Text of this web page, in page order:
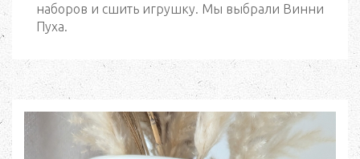
наборов и сшить игрушку. Мы выбрали Винни
Пуха.